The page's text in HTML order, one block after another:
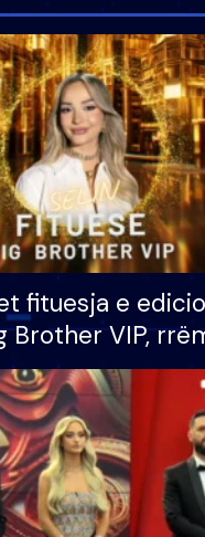
fituesja e
Brother VIP,
prej 100